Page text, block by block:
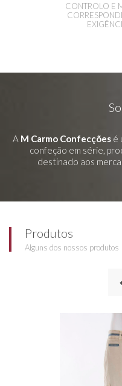
CONTROLO E
A M Carmo Confecçõesé
confeção em série,
destinado aos
Produtos
Alguns dos nossos produtos